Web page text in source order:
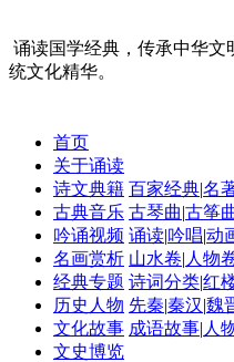
诵读国学经典，传承中华
统文化精华。
首页
关于诵读
诗文典籍 百家经典|名
古典音乐 古琴曲|古筝
吟诵视频 诵读|吟唱|动
名画赏析 山水卷| 人物
经典专题 诗词分类|红
历史人物 先秦|秦汉|魏
文化故事 成语故事| 人
文史博览